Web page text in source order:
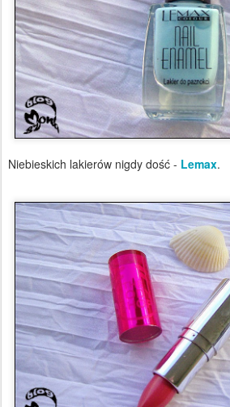
Niebieskich lakierów nigdy dość - Lemax.